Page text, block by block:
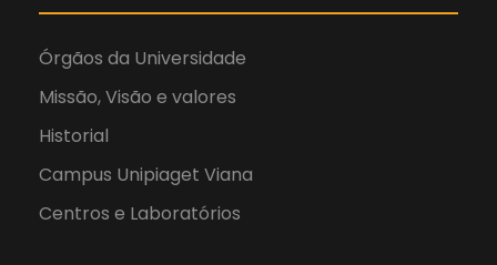
Órgãos da Universidade
Missão, Visão e valores
Historial
Campus Unipiaget Viana
Centros e Laboratórios